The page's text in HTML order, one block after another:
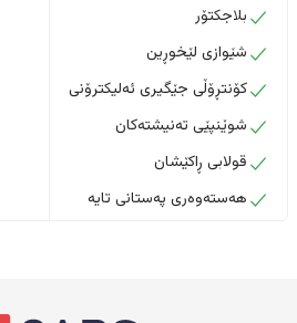
بلاجکتۆر
شێوازی لێخوڕین
کۆنتڕۆڵی جێگیری ئەلیکترۆنی
شوێنپێی تەنیشتەکان
قولابی ڕاکێشان
هەستەوەری پەستانی تایە